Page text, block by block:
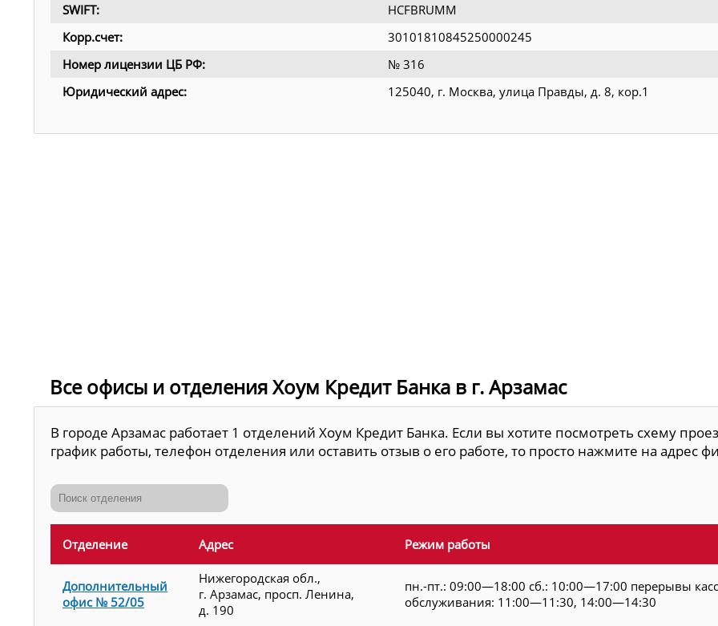
SWIFT:
HCFBRUMM
Корр.счет:
30101810845250000245
Номер лицензии ЦБ РФ:
№ 316
Юридический адрес:
125040, г. Москва, улица Правды, д. 8, кор.1
Все офисы и отделения Хоум Кредит Банка в г. Арзамас
В городе Арзамас работает 1 отделений Хоум Кредит Банка. Если вы хотите посмотреть схему
график работы, телефон отделения или оставить отзыв о его работе, то просто нажмите на адрес
Отделение Адрес Режим работы
Дополнительный
офис № 52/05
Нижегородская обл.,
г. Арзамас, просп. Ленина,
д. 190
пн.-пт.: 09:00—18:00 сб.: 10:00—17:00 перерывы
обслуживания: 11:00—11:30, 14:00—14:30